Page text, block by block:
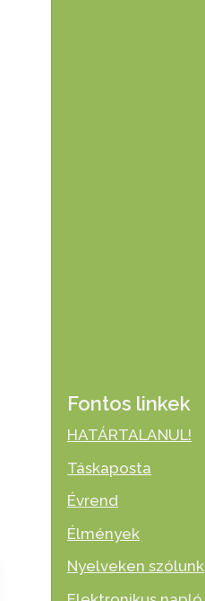
Fontos linkek
HATÁRTALANUL!
Táskaposta
Évrend
Élmények
Nyelveken szólunk